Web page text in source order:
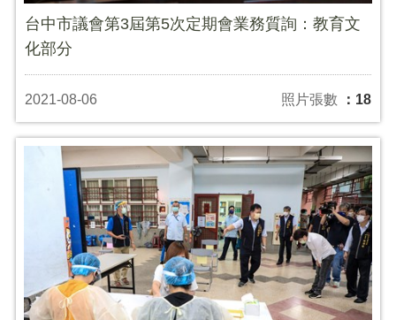
台中市議會第3屆第5次定期會業務質詢：教育文
化部分
2021-08-06 照片張數 ：18